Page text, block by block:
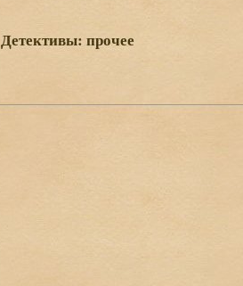
Детективы: прочее